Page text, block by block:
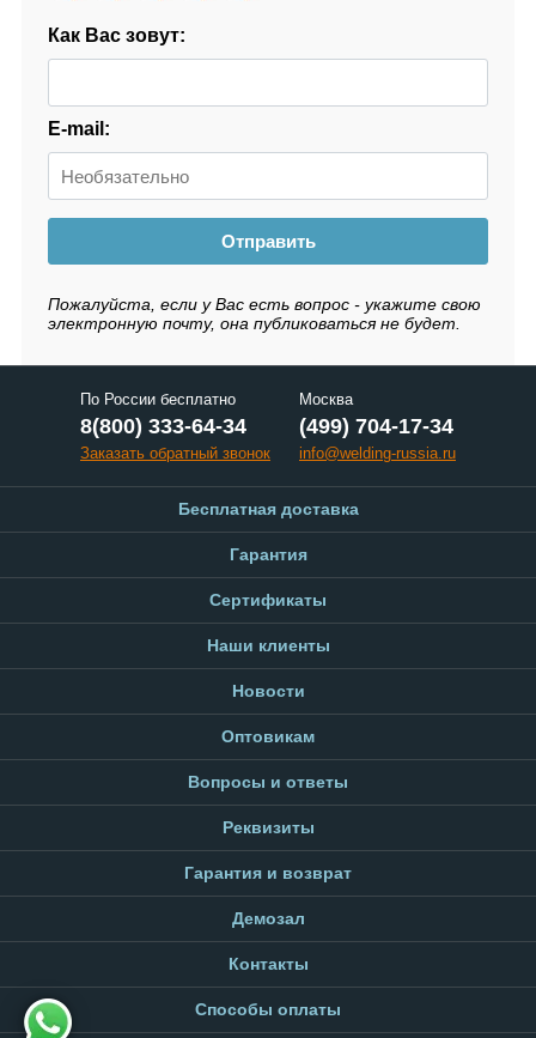
Как Вас зовут:
E-mail:
Отправить
Пожалуйста, если у Вас есть вопрос - укажите свою
электронную почту, она публиковаться не будет.
По России бесплатно
8(800) 333-64-34
Заказать обратный звонок
Москва
(499) 704-17-34
info@welding-russia.ru
Бесплатная доставка
Гарантия
Сертификаты
Наши клиенты
Новости
Оптовикам
Вопросы и ответы
Реквизиты
Гарантия и возврат
Демозал
Контакты
Способы оплаты